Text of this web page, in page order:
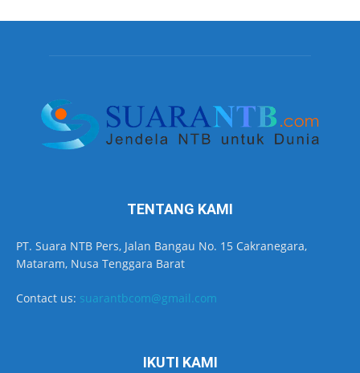
TENTANG KAMI
PT. Suara NTB Pers, Jalan Bangau No. 15 Cakranegara,
Mataram, Nusa Tenggara Barat
Contact us: suarantbcom@gmail.com
IKUTI KAMI